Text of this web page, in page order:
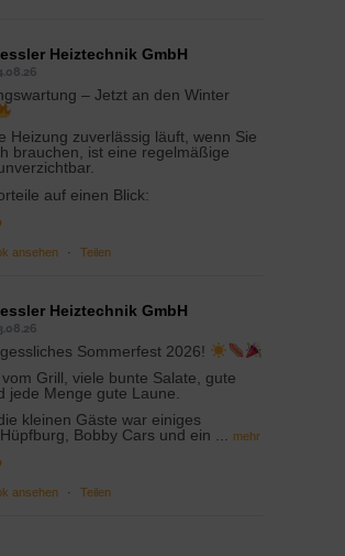
Heiztechnik GmbH
– Jetzt an den Winter
Heizung zuverlässig läuft, wenn Sie
brauchen, ist eine regelmäßige
auf einen Blick:
ansehen · Teilen
Heiztechnik GmbH
Sommerfest 2026!
Grill, viele bunte Salate, gute
jede Menge gute Laune.
kleinen Gäste war einiges
Bobby Cars und ein
mehr
ansehen · Teilen